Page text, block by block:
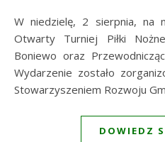
W niedzielę, 2 sierpnia, na naszym Orliku odbył się IV
Otwarty Turniej Piłki
Boniewo oraz
Wydarzenie zostało
Stowarzyszeniem Rozwoju
DOWIEDZ